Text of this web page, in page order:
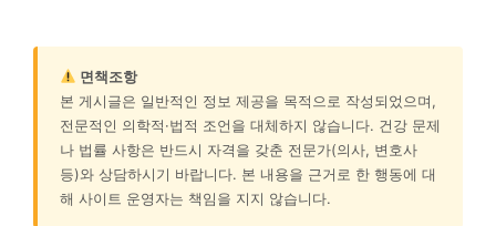
면책조항
본 게시글은 일반적인 정보 제공을 목적으로 작성되었으며,
전문적인 의학적·법적 조언을 대체하지 않습니다. 건강 문제
나 법률 사항은 반드시 자격을 갖춘 전문가(의사, 변호사
등)와 상담하시기 바랍니다. 본 내용을 근거로 한 행동에 대
해 사이트 운영자는 책임을 지지 않습니다.